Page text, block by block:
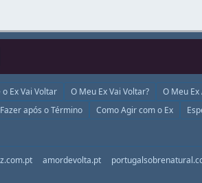
Ex Vai Voltar O Meu Ex Vai Voltar? O Meu
após o Término Como Agir com o Ex
amordevolta.pt